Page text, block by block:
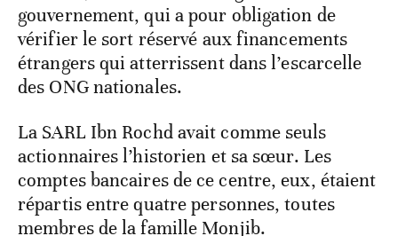
gouvernement, qui a pour obligation de
vérifier le sort réservé aux financements
étrangers qui atterrissent dans l’escarcelle
des ONG nationales.
La SARL Ibn Rochd avait comme seuls
actionnaires l’historien et sa sœur. Les
comptes bancaires de ce centre, eux, étaient
répartis entre quatre personnes, toutes
membres de la famille Monjib.